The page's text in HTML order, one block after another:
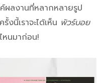
ค์ผลงานที่หลากหลายรูป
งนี้เราจะได้เห็น พัวร์บอย
หนมาก่อน!